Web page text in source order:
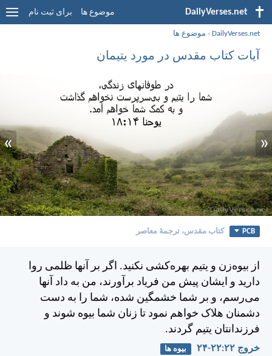
DailyVerses.net موضوع ها برای ثبت نام
DailyVerses.net
› موضوع ها
آیات کتاب مقدس در مورد یتیمان
«
»
PCB کتاب مقدس، ترجمۀ معاصر
از بيوه‌زن و يتيم بهره‌كشی نكنيد. اگر بر آنها ظلمی روا
داريد و ايشان پيش من فرياد برآورند، من به داد آنها
می‌رسم، و بر شما خشمگين شده، شما را به دست
دشمنان هلاک خواهم نمود تا زنان شما بيوه شوند و
فرزندانتان يتيم گردند.
خروج ۲۲:‏۲۲-‏۲۴ بیوه ها